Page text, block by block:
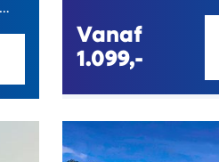
Montecatini Terme...
Vanaf
1.099,-